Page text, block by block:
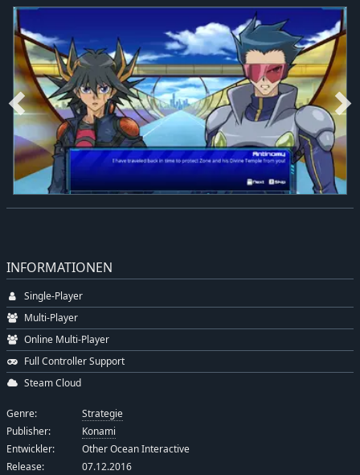
INFORMATIONEN
Single-Player
Multi-Player
Online Multi-Player
Full Controller Support
Steam Cloud
Genre:
Strategie
Publisher:
Konami
Entwickler:
Other Ocean Interactive
Release:
07.12.2016